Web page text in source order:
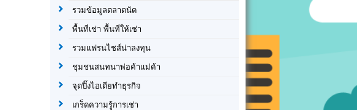
รวมข้อมูลตลาดนัด
พื้นที่เช่า พื้นที่ให้เช่า
รวมแฟรนไชส์น่าลงทุน
ชุมชนสนทนาพ่อค้าแม่ค้า
จุดปิ๊งไอเดียทำธุรกิจ
เกร็ดความรู้การเช่า